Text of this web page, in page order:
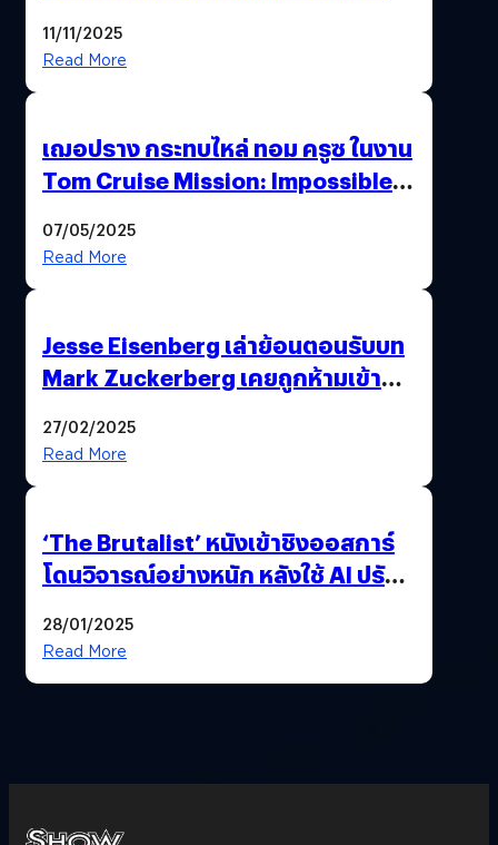
11/11/2025
Read More
เฌอปราง กระทบไหล่ ทอม ครูซ ในงาน
Tom Cruise Mission: Impossible –
Premiere
07/05/2025
Read More
Jesse Eisenberg เล่าย้อนตอนรับบท
Mark Zuckerberg เคยถูกห้ามเข้าพบ
27/02/2025
Read More
‘The Brutalist’ หนังเข้าชิงออสการ์
โดนวิจารณ์อย่างหนัก หลังใช้ AI ปรับ
28/01/2025
Read More